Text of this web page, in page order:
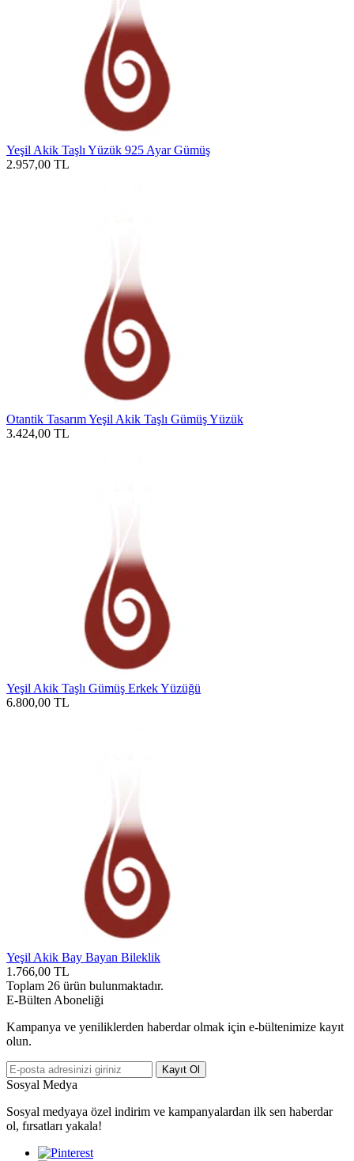
Yeşil Akik Taşlı Yüzük 925 Ayar Gümüş
2.957,00 TL
Otantik Tasarım Yeşil Akik Taşlı Gümüş Yüzük
3.424,00 TL
Yeşil Akik Taşlı Gümüş Erkek Yüzüğü
6.800,00 TL
Yeşil Akik Bay Bayan Bileklik
1.766,00 TL
Toplam 26 ürün bulunmaktadır.
E-Bülten Aboneliği
Kampanya ve yeniliklerden haberdar olmak için e-bültenimize kayıt
olun.
Kayıt Ol
Sosyal Medya
Sosyal medyaya özel indirim ve kampanyalardan ilk sen haberdar
ol, fırsatları yakala!